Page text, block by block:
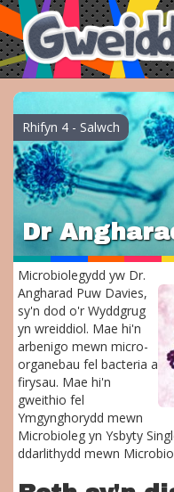
Dr
Rhifyn 4 - Salwch
Microbiolegydd yw Dr.
Angharad Puw Davies,
sy'n dod o'r Wyddgrug
yn wreiddiol. Mae hi'n
arbenigo mewn micro-
organebau fel bacteria a
firysau. Mae hi'n
gweithio fel
Ymgynghorydd mewn
Microbioleg yn Ysbyty
ddarlithydd mewn